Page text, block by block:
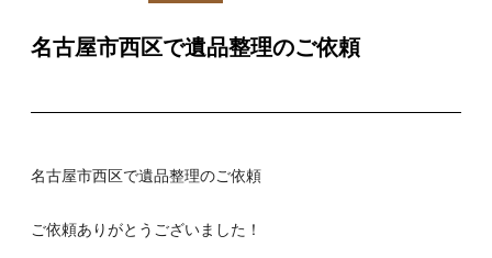
名古屋市西区で遺品整理のご依頼
名古屋市西区で遺品整理のご依頼
ご依頼ありがとうございました！